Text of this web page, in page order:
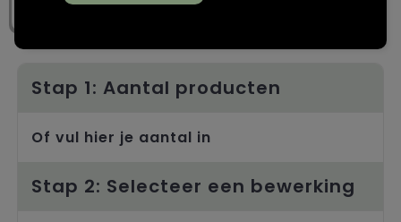
Stap 1: Aantal producten
Of vul hier je aantal in
Stap 2: Selecteer een bewerking